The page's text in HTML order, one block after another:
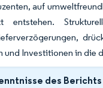
auf
entstehen.
und Investitionen in die
des Berichts